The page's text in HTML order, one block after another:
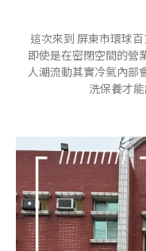
這次來到 屏東市環球
即使是在密閉空間的營
人潮流動其實冷氣內部
洗保養才